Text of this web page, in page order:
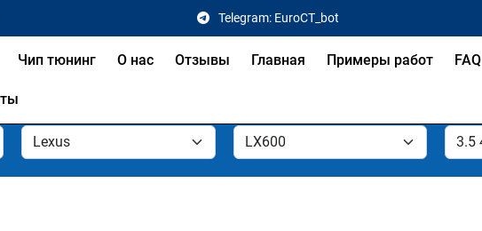
Telegram: EuroCT_bot
Чип тюнинг О нас Отзывы Главная Примеры работ FAQ